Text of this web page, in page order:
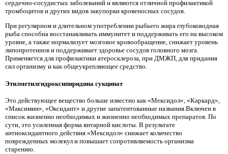
сердечно-сосудистых заболеваний и являются отличной профилактикой
тромбоцитов и других видов закупорки кровеносных сосудов.
При регулярном и длительном употреблении рыбьего жира глубоководная
рыба способна восстанавливать иммунитет и поддерживать его на высоком
уровне, а также нормализует мозговое кровообращение, снижает уровень
липопротеинов и поддерживает здоровье сосудов головного мозга.
Применяется для профилактики атеросклероза, при ДМЖП, для придания
сил организму и как общеукрепляющее средство.
Этилметилгидроксипиридина сукцинат
Это действующее вещество больше известно как «Мексидол», «Каркард»,
«Максимин», «Оксидант» и другие запатентованные названия.Включен в
список жизненно необходимых и жизненно необходимых препаратов. По
сути, это усиленная форма янтарной кислоты. В результате
антиоксидантного действия «Мексидол» снижает количество
поврежденных молекул и повышает сопротивляемость организма
старению.